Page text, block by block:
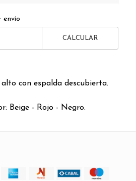
envío
CALCULAR
con espalda descubierta.
Beige - Rojo - Negro.